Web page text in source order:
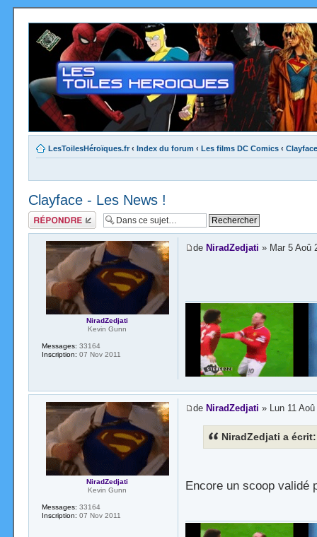
LesToilesHéroïques.fr ‹ Index du forum ‹ Les films DC Comics ‹ Clayface
Clayface - Les News !
Répondre
de NiradZedjati » Mar 5 Aoû
NiradZedjati
Kevin Gunn
Messages: 33164
Inscription: 07 Nov 2011
de NiradZedjati » Lun 11
NiradZedjati a écrit:
Encore un scoop validé
NiradZedjati
Kevin Gunn
Messages: 33164
Inscription: 07 Nov 2011